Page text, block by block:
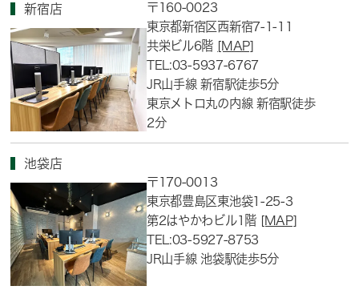
新宿店
〒160-0023
東京都新宿区西新宿7-1-11
共栄ビル6階 [MAP]
TEL:03-5937-6767
JR山手線 新宿駅徒歩5分
東京メトロ丸の内線 新宿駅徒歩
2分
池袋店
〒170-0013
東京都豊島区東池袋1-25-3
第2はやかわビル1階 [MAP]
TEL:03-5927-8753
JR山手線 池袋駅徒歩5分